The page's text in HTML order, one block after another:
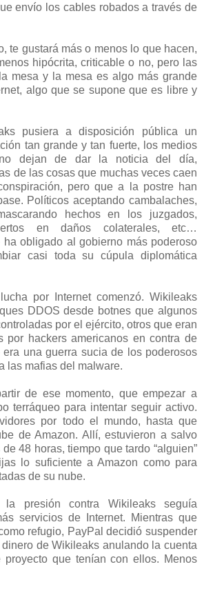
envío los cables robados a través de
te gustará más o menos lo que hacen,
hipócrita, criticable o no, pero las
mesa y la mesa es algo más grande
algo que se supone que es libre y
pusiera a disposición pública un
tan grande y tan fuerte, los medios
dejan de dar la noticia del día,
de las cosas que muchas veces caen
pero que a la postre han
Políticos aceptando cambalaches,
hechos en los juzgados,
en daños colaterales, etc…
ha obligado al gobierno más poderoso
casi toda su cúpula diplomática
por Internet comenzó. Wikileaks
DDOS desde botnes que algunos
por el ejército, otros que eran
por hackers americanos en contra de
una guerra sucia de los poderosos
las mafias del malware.
de ese momento, que empezar a
terráqueo para intentar seguir activo.
por todo el mundo, hasta que
de Amazon. Allí, estuvieron a salvo
48 horas, tiempo que tardo “alguien”
lo suficiente a Amazon como para
de su nube.
presión contra Wikileaks seguía
servicios de Internet. Mientras que
refugio, PayPal decidió suspender
de Wikileaks anulando la cuenta
que tenían con ellos. Menos